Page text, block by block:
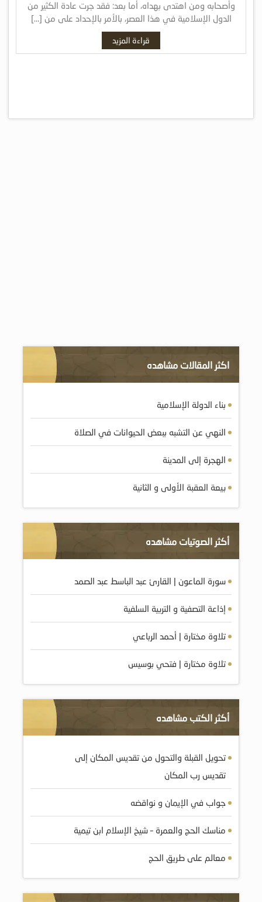
وأصحابه ومن اهتدى بهداه، أما بعد: فقد جرت عادة الكثير من
الدول الإسلامية في هذا العصر، بالأمر بالإحداد على من […]
قراءة المزيد
اكثر المقالات مشاهده
بناء الدولة الإسلامية
النهي عن التشبه ببعض الحيوانات في الصلاة
الهجرة إلى المدينة
بيعة العقبة الأولى و الثانية
أكثر الصوتيات مشاهده
سورة الماعون | القارئ عبد الباسط عبد الصمد
إذاعة التصفية و التربية السلفية
تلاوة مختارة | أحمد الرباعي
تلاوة مختارة | فتحي بوسيس
أكثر الكتب مشاهده
تحويل القبلة والتحول من تقديس المكان إلى
تقديس رب المكان
جواب في الإيمان و نواقضه
مناسك الحج والعمرة – شيخ الإسلام ابن تيمية
معالم على طريق الحج